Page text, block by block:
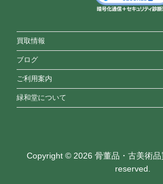
買取情報
ブログ
ご利用案内
緑和堂について
Copyright © 2026 骨董品・古美術
reserved.